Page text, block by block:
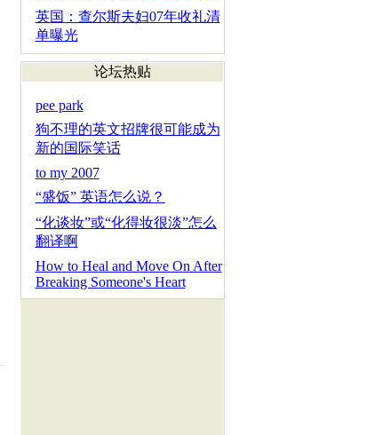
英国：查尔斯夫妇07年收礼清
单曝光
论坛热贴
pee park
狗不理的英文招牌很可能成为
新的国际笑话
to my 2007
“盛饭” 英语怎么说？
“化谈妆”或“化得妆很淡”怎么
翻译啊
How to Heal and Move On After
Breaking Someone's Heart